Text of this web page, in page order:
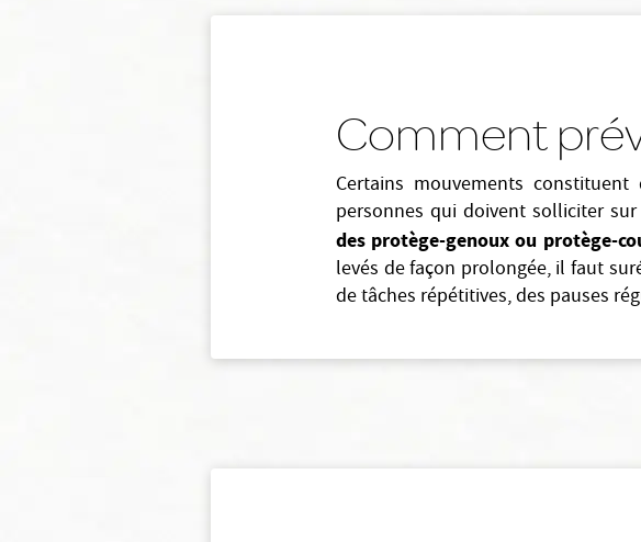
Comment
Certains mouvements
personnes qui doivent solliciter
des protège-genoux ou protège-
levés de façon prolongée, il faut
de tâches répétitives, des pauses